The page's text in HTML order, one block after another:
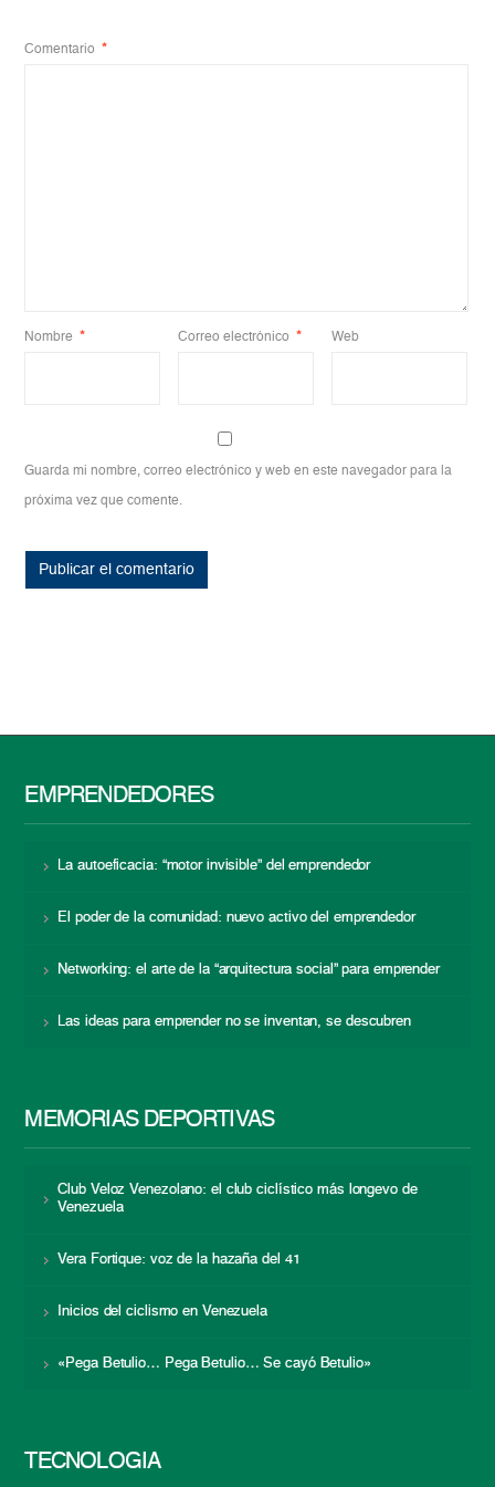
Comentario *
Nombre * Correo electrónico * Web
Guarda mi nombre, correo electrónico y web en este navegador para la
próxima vez que comente.
EMPRENDEDORES
La autoeficacia: “motor invisible” del emprendedor
El poder de la comunidad: nuevo activo del emprendedor
Networking: el arte de la “arquitectura social” para emprender
Las ideas para emprender no se inventan, se descubren
MEMORIAS DEPORTIVAS
Club Veloz Venezolano: el club ciclístico más longevo de
Venezuela
Vera Fortique: voz de la hazaña del 41
Inicios del ciclismo en Venezuela
«Pega Betulio… Pega Betulio… Se cayó Betulio»
TECNOLOGÍA